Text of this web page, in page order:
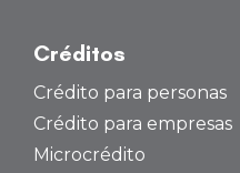
Créditos
Crédito para personas
Crédito para empresas
Microcrédito